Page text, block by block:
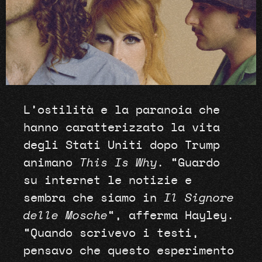
L’ostilità e la paranoia che
hanno caratterizzato la vita
degli Stati Uniti dopo Trump
animano
This Is Why. “Guardo
su internet le notizie e
sembra che siamo in ​​ Il Signore
delle Mosche “, afferma Hayley.
“Quando scrivevo i testi,
pensavo che questo esperimento